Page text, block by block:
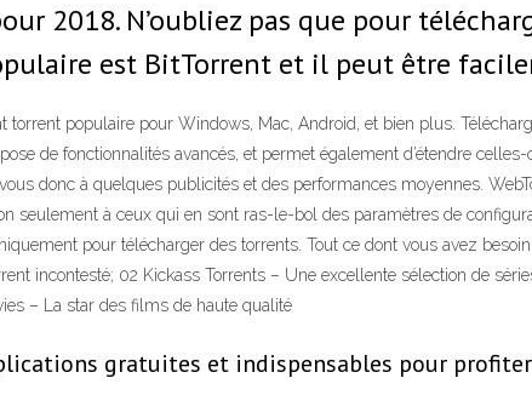
2018. N’oubliez pas que pour
est BitTorrent et il peut être
populaire pour Windows, Mac, Android, et bien plus.
de fonctionnalités avancés, et permet également d’étendre
donc à quelques publicités et des performances moyennes.
seulement à ceux qui en sont ras-le-bol des paramètres de
pour télécharger des torrents. Tout ce dont vous avez besoin
incontesté; 02 Kickass Torrents – Une excellente sélection de
– La star des films de haute qualité
gratuites et indispensables pour